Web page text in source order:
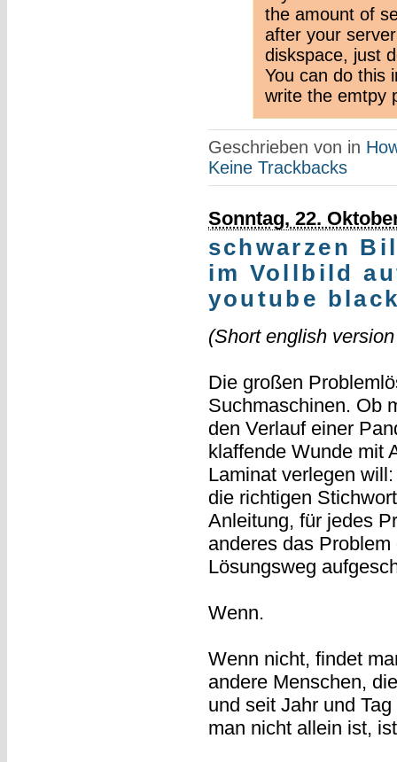
the amount of
after your
diskspace, just
You can do this
write the emtpy
Geschrieben von in
Keine Trackbacks
Sonntag, 22.
schwarzen
im Vollbild
youtube
(Short english
Die großen
Suchmaschinen. Ob
den Verlauf einer
klaffende Wunde mit
Laminat verlegen
die richtigen
Anleitung, für jedes
anderes das
Lösungsweg
Wenn.
Wenn nicht, findet
andere Menschen,
und seit Jahr und
man nicht allein ist,